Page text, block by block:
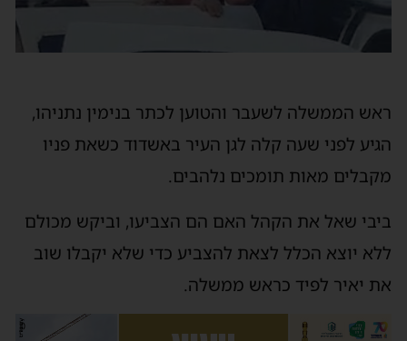
ראש הממשלה לשעבר והטוען לכתר בנימין נתניהו,
הגיע לפני שעה קלה לגן העיר באשדוד כשאת פניו
מקבלים מאות תומכים נלהבים.
ביבי שאל את הקהל האם הם הצביעו, וביקש מכולם
ללא יוצא הכלל לצאת להצביע כדי שלא יקבלו שוב
את יאיר לפיד כראש ממשלה.